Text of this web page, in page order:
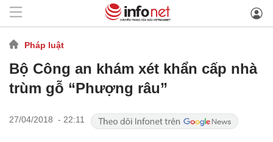
Pháp luật
Bộ Công an khám xét khẩn cấp nhà
trùm gỗ “Phượng râu”
27/04/2018 - 22:11